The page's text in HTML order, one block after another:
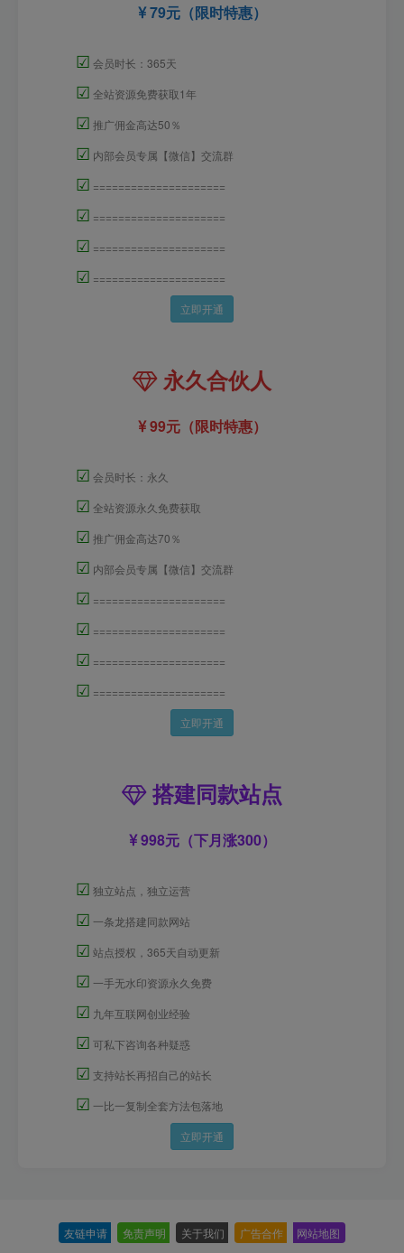
79元（限时特惠）
☑ 会员时长：365天
☑ 全站资源免费获取1年
☑ 推广佣金高达50％
☑ 内部会员专属【微信】交流群
☑ =====================
☑ =====================
☑ =====================
☑ =====================
立即开通
永久合伙人
99元（限时特惠）
☑ 会员时长：永久
☑ 全站资源永久免费获取
☑ 推广佣金高达70％
☑ 内部会员专属【微信】交流群
☑ =====================
☑ =====================
☑ =====================
☑ =====================
立即开通
搭建同款站点
998元（下月涨300）
☑ 独立站点，独立运营
☑ 一条龙搭建同款网站
☑ 站点授权，365天自动更新
☑ 一手无水印资源永久免费
☑ 九年互联网创业经验
☑ 可私下咨询各种疑惑
☑ 支持站长再招自己的站长
☑ 一比一复制全套方法包落地
立即开通
友链申请 免责声明 关于我们 广告合作 网站地图